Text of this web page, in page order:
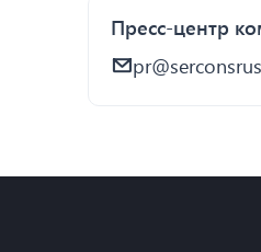
Пресс-центр